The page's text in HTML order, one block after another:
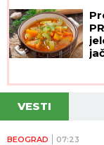
VESTI
BEOGRAD 07:23